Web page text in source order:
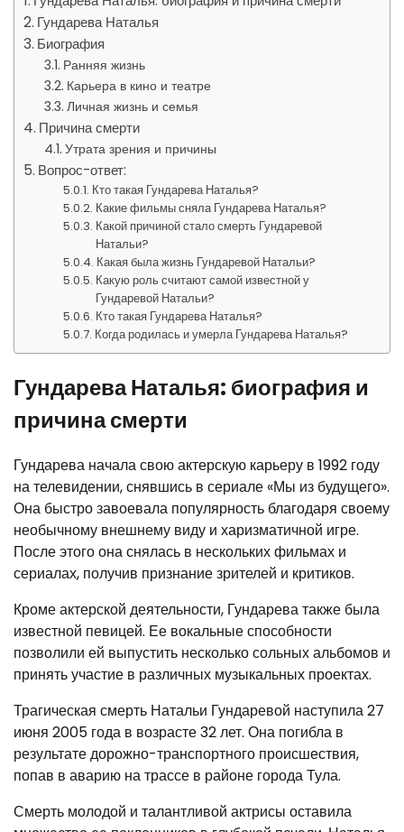
Гундарева Наталья
Биография
Ранняя жизнь
Карьера в кино и театре
Личная жизнь и семья
Причина смерти
Утрата зрения и причины
Вопрос-ответ:
Кто такая Гундарева Наталья?
Какие фильмы сняла Гундарева Наталья?
Какой причиной стало смерть Гундаревой
Натальи?
Какая была жизнь Гундаревой Натальи?
Какую роль считают самой известной у
Гундаревой Натальи?
Кто такая Гундарева Наталья?
Когда родилась и умерла Гундарева Наталья?
Гундарева Наталья: биография и
причина смерти
Гундарева начала свою актерскую карьеру в 1992 году
на телевидении, снявшись в сериале «Мы из будущего».
Она быстро завоевала популярность благодаря своему
необычному внешнему виду и харизматичной игре.
После этого она снялась в нескольких фильмах и
сериалах, получив признание зрителей и критиков.
Кроме актерской деятельности, Гундарева также была
известной певицей. Ее вокальные способности
позволили ей выпустить несколько сольных альбомов и
принять участие в различных музыкальных проектах.
Трагическая смерть Натальи Гундаревой наступила 27
июня 2005 года в возрасте 32 лет. Она погибла в
результате дорожно-транспортного происшествия,
попав в аварию на трассе в районе города Тула.
Смерть молодой и талантливой актрисы оставила